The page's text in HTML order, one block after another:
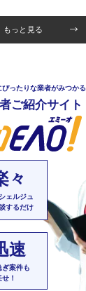
もっと見る
ったりな業者がみつかる
ご紹介サイト
々
ェルジュ
するだけ
速
ぎ案件も
！